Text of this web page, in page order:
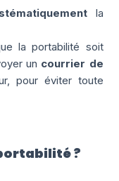
la
la portabilité soit
un courrier de
pour éviter toute
?